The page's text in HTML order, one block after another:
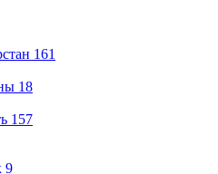
161
18
157
9